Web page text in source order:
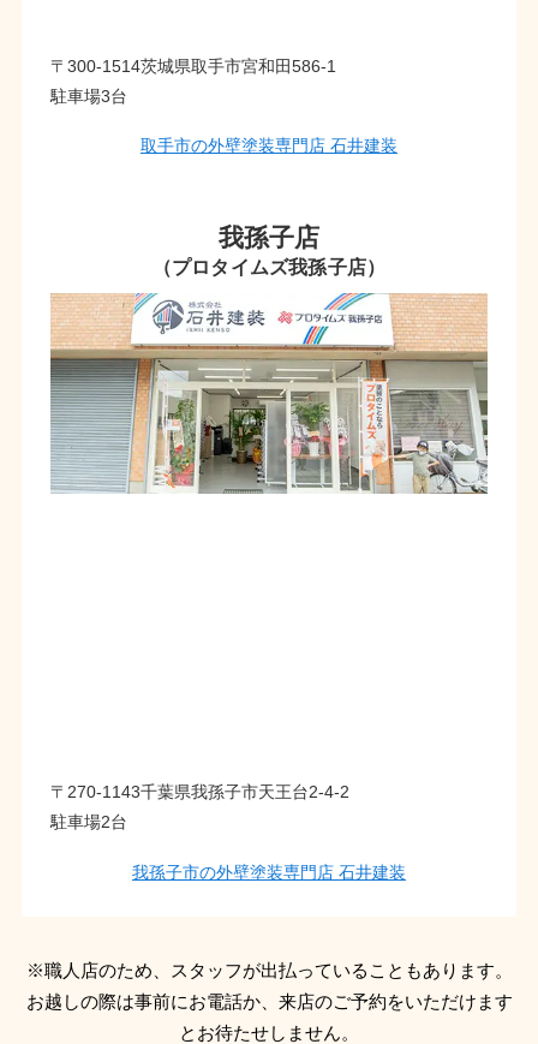
〒300-1514茨城県取手市宮和田586-1
駐車場3台
取手市の外壁塗装専門店 石井建装
我孫子店
（プロタイムズ我孫子店）
〒270-1143千葉県我孫子市天王台2-4-2
駐車場2台
我孫子市の外壁塗装専門店 石井建装
※職人店のため、スタッフが出払っていることもあります。
お越しの際は事前にお電話か、来店のご予約をいただけます
とお待たせしません。